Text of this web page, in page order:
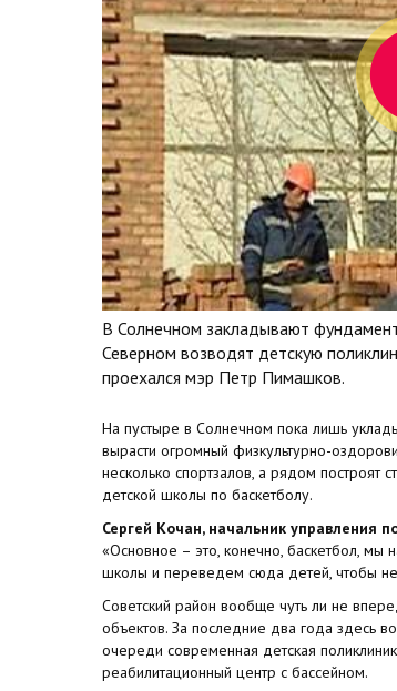
В Солнечном закладывают
Северном возводят детскую
проехался мэр Петр Пимашков.
На пустыре в Солнечном пока лишь
вырасти огромный физкультурно-
несколько спортзалов, а рядом построят
детской школы по баскетболу.
Сергей Кочан, начальник управления
«Основное – это, конечно, баскетбол, мы
школы и переведем сюда детей, чтобы
Советский район вообще чуть ли не
объектов. За последние два года здесь
очереди современная детская
реабилитационный центр с бассейном.